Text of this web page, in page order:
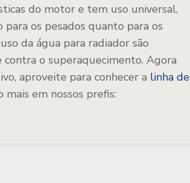
do motor e tem uso universal,
os pesados quanto para os
da água para radiador são
contra o superaquecimento. Agora
aproveite para conhecer a linha de
mais em nossos prefis: